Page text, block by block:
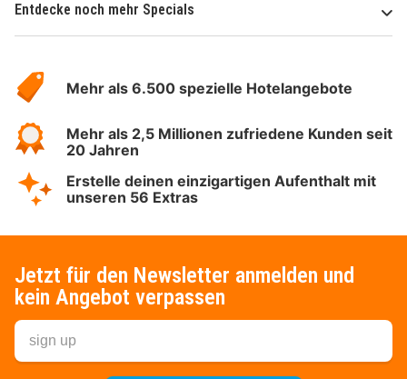
Entdecke noch mehr Specials
Hotelspecials
Mehr als 6.500 spezielle Hotelangebote
Mehr als 2,5 Millionen zufriedene Kunden seit
20 Jahren
Erstelle deinen einzigartigen Aufenthalt mit
unseren 56 Extras
Jetzt für den Newsletter anmelden und
kein Angebot verpassen